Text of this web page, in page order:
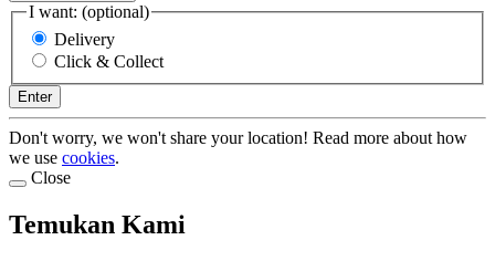
I want: (optional)
Delivery
Click & Collect
Enter
Don't worry, we won't share your location! Read more about how
we use cookies.
Close
Temukan Kami